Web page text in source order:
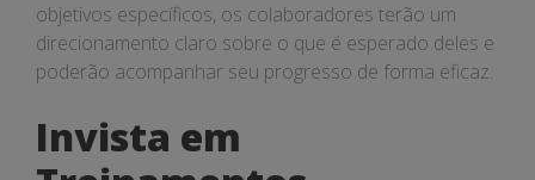
objetivos específicos, os colaboradores terão um
direcionamento claro sobre o que é esperado deles e
poderão acompanhar seu progresso de forma eficaz.
Invista em